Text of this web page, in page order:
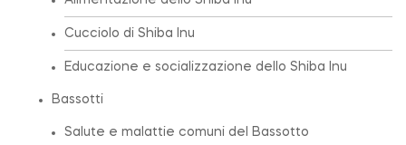
Cucciolo di Shiba Inu
Educazione e socializzazione dello Shiba Inu
Bassotti
Salute e malattie comuni del Bassotto